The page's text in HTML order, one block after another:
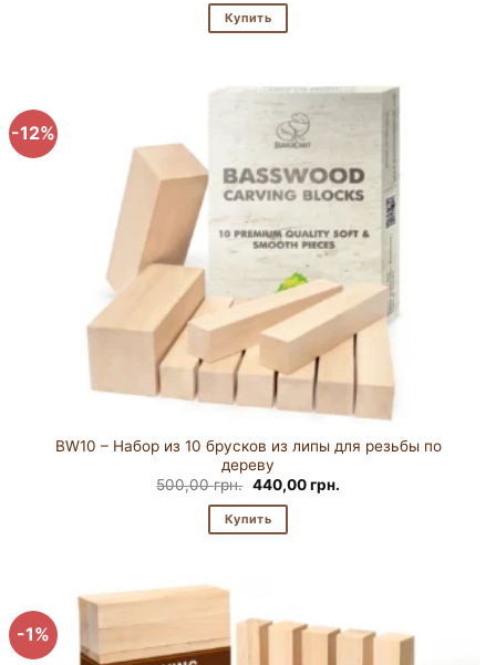
составляла
220,00 грн..
Купить
-12%
BW10 – Набор из 10 брусков из липы для резьбы по
дереву
500,00грн. Первоначальная
цена
составляла
500,00 грн..
440,00грн.Текущая
Купить
-1%